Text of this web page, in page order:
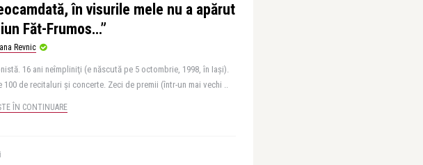
în visurile mele nu a apărut
Făt-Frumos…”
Revnic
16 ani neîmpliniţi (e născută pe 5 octombrie, 1998, în Iaşi).
100 de recitaluri şi concerte. Zeci de premii (într-un mai vechi ..
ÎN CONTINUARE